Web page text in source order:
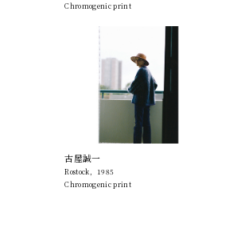
Chromogenic print
古屋誠一
Rostock，1985
Chromogenic print